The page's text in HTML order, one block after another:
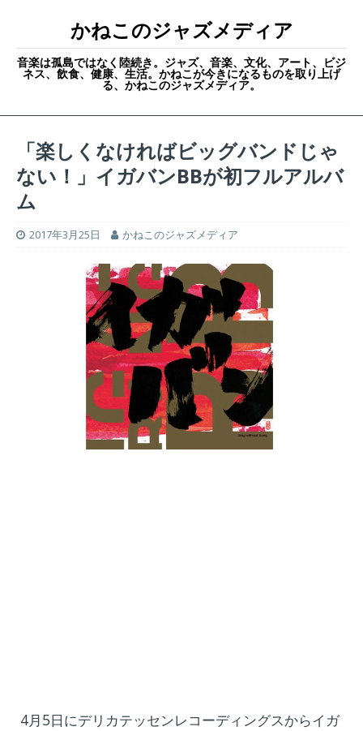
かねこのジャズメディア
音楽は孤島ではなく陸続き。ジャズ、音楽、文化、アート、ビジ
ネス、飲食、健康、生活。かねこが今きになるものを取り上げ
る、かねこのジャズメディア。
「楽しくなければビッグバンドじゃ
ない！」イガバンBBが初フルアルバ
ム
2017年3月25日 かねこのジャズメディア
4月5日にデリカテッセンレコーディングスからイガ